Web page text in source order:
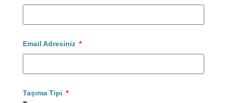
Email Adresiniz
Taşıma Tipi